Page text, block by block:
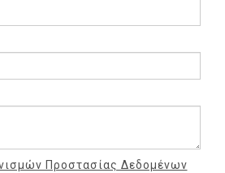
Προστασίας Δεδομένων